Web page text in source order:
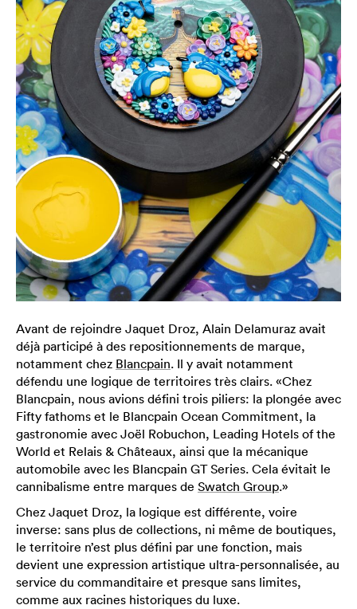
Avant de rejoindre Jaquet Droz, Alain Delamuraz avait
déjà participé à des repositionnements de marque,
notamment chez Blancpain. Il y avait notamment
défendu une logique de territoires très clairs. «Chez
Blancpain, nous avions défini trois piliers: la plongée avec
Fifty fathoms et le Blancpain Ocean Commitment, la
gastronomie avec Joël Robuchon, Leading Hotels of the
World et Relais & Châteaux, ainsi que la mécanique
automobile avec les Blancpain GT Series. Cela évitait le
cannibalisme entre marques de Swatch Group.»
Chez Jaquet Droz, la logique est différente, voire
inverse: sans plus de collections, ni même de boutiques,
le territoire n’est plus défini par une fonction, mais
devient une expression artistique ultra-personnalisée, au
service du commanditaire et presque sans limites,
comme aux racines historiques du luxe.